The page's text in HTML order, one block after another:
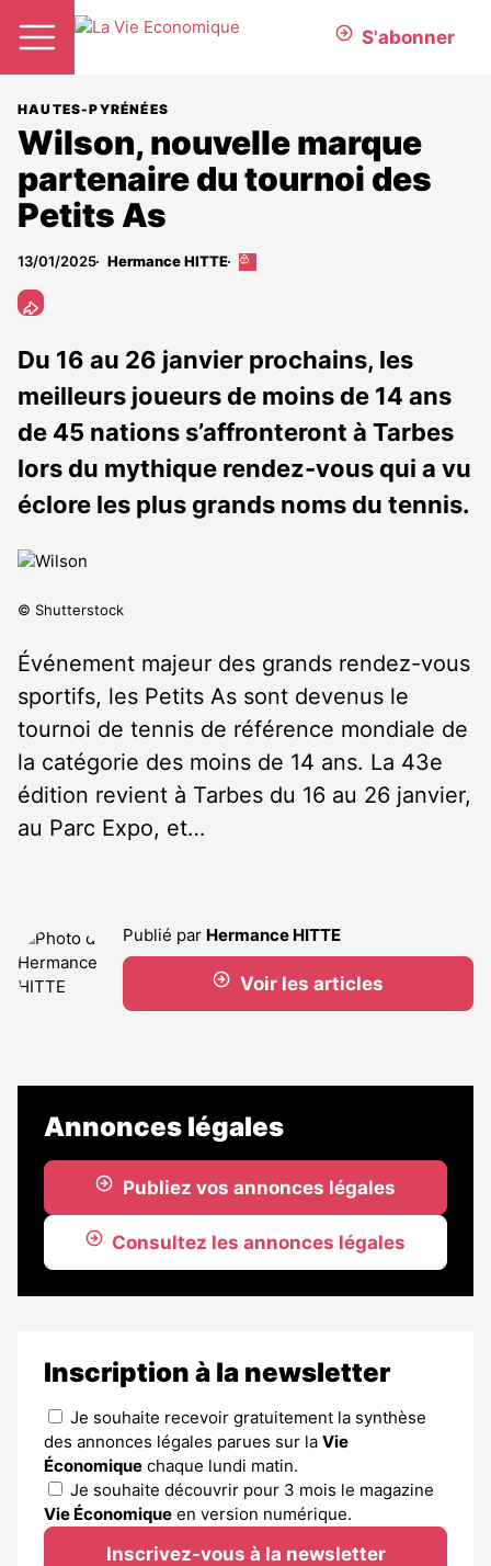
S'abonner
HAUTES-PYRÉNÉES
Wilson, nouvelle marque
partenaire du tournoi des
Petits As
13/01/2025 Hermance HITTE
Cet
abonnés
Du 16 au 26 janvier prochains, les
meilleurs joueurs de moins de 14 ans
de 45 nations s’affronteront à Tarbes
lors du mythique rendez-vous qui a vu
éclore les plus grands noms du tennis.
© Shutterstock
Événement majeur des grands rendez-vous
sportifs, les Petits As sont devenus le
tournoi de tennis de référence mondiale de
la catégorie des moins de 14 ans. La 43e
édition revient à Tarbes du 16 au 26 janvier,
au Parc Expo, et…
Publié par Hermance HITTE
Voir les articles
Annonces légales
Publiez vos annonces légales
Consultez les annonces légales
Inscription à la newsletter
Je souhaite recevoir gratuitement la synthèse
des annonces légales parues sur la Vie
Économique chaque lundi matin.
Je souhaite découvrir pour 3 mois le magazine
Vie Économique en version numérique.
Inscrivez-vous à la newsletter